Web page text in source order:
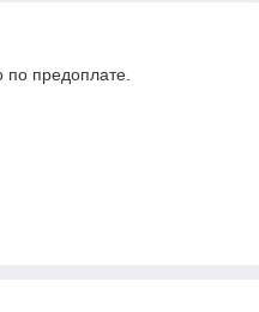
по предоплате.